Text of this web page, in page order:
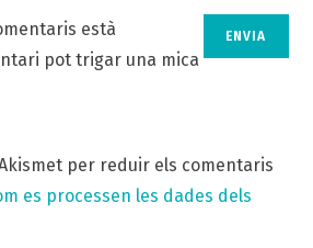
està
pot trigar una mica
per reduir els comentaris
es processen les dades dels